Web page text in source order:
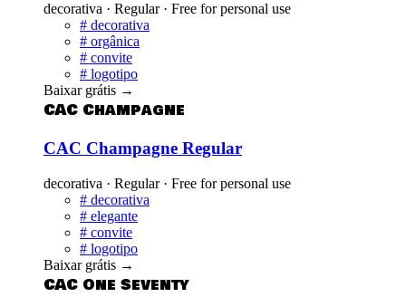
decorativa · Regular · Free for personal use
# decorativa
# orgânica
# convite
# logotipo
Baixar grátis →
CAC Champagne
CAC Champagne Regular
decorativa · Regular · Free for personal use
# decorativa
# elegante
# convite
# logotipo
Baixar grátis →
CAC One Seventy